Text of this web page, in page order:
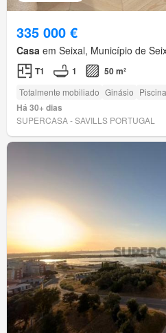
335 000 €
Casa em Seixal, Município de
T1 1 50 m²
Totalmente mobiliado Ginásio Piscina
Há 30+ dias
SUPERCASA - SAVILLS PORTUGAL